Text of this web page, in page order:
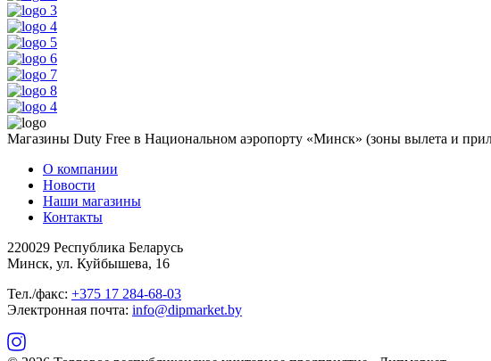
Магазины Duty Free в Национальном аэропорту «Минск» (зоны вылета и
О компании
Новости
Наши магазины
Контакты
220029 Республика Беларусь
Минск, ул. Куйбышева, 16
Тел./факс: +375 17 284-68-03
Электронная почта: info@dipmarket.by